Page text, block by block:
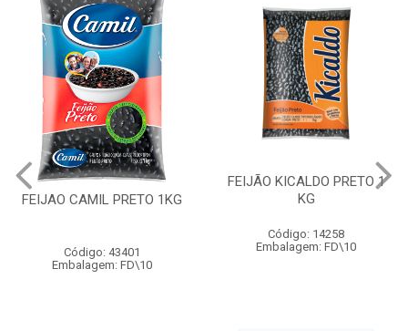
FEIJAO CAMIL PRETO 1KG
Código: 43401
Embalagem: FD\10
FEIJÃO KICALDO PRETO 1
KG
Código: 14258
Embalagem: FD\10